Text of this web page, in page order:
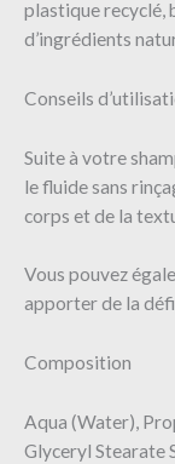
plastique recyclé,
d’ingrédients
Conseils
Suite à votre
le fluide sans
corps et de la
Vous pouvez
apporter de la
Composition
Aqua (Water),
Glyceryl Stearate